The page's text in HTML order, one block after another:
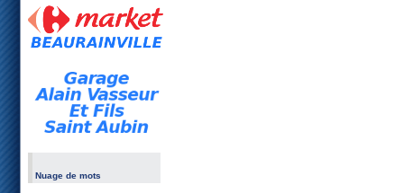
Nuage de mots